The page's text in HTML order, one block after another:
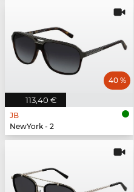
113,40 €
40 %
JB
NewYork - 2